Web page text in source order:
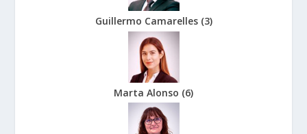
Guillermo Camarelles (3)
Marta Alonso (6)